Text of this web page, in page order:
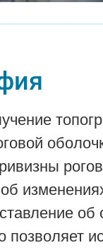
об
позволяет